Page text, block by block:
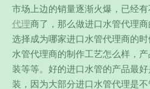
市场上边的销量逐渐火爆，已经
代理商了，那么做进口水管代理
选择成为哪家进口水管代理商的
水管代理商的制作工艺怎么样，
装等等。 好的进口水管的产品最
装，因为大部分进口水管代理是